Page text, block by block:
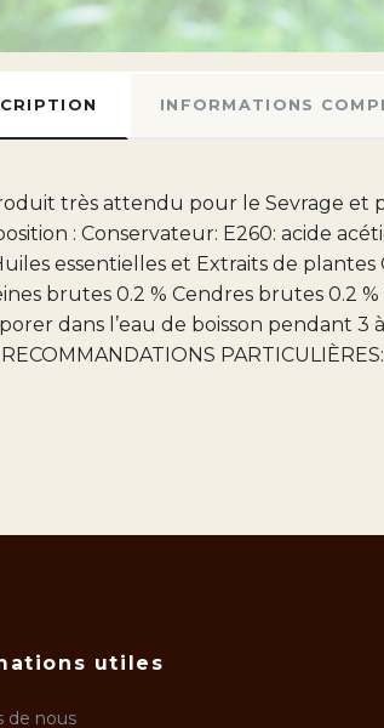
INFORMATIONS
très attendu pour le Sevrage et
: Conservateur: E260: acide
essentielles et Extraits de plantes
brutes 0.2 % Cendres brutes 0.2
dans l’eau de boisson pendant 3
utiles
de nous